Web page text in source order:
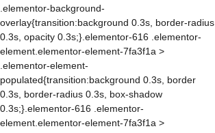
.elementor-background-
overlay{transition:background 0.3s, border-radius
0.3s, opacity 0.3s;}.elementor-616 .elementor-
element.elementor-element-7fa3f1a >
.elementor-element-
populated{transition:background 0.3s, border
0.3s, border-radius 0.3s, box-shadow
0.3s;}.elementor-616 .elementor-
element.elementor-element-7fa3f1a >